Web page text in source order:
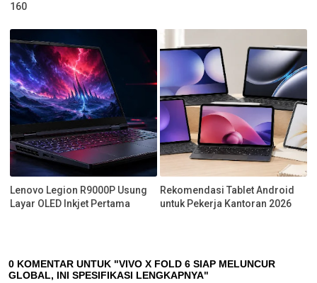
160
Lenovo Legion R9000P Usung
Layar OLED Inkjet Pertama
Rekomendasi Tablet Android
untuk Pekerja Kantoran 2026
0 KOMENTAR UNTUK "VIVO X FOLD 6 SIAP MELUNCUR
GLOBAL, INI SPESIFIKASI LENGKAPNYA"